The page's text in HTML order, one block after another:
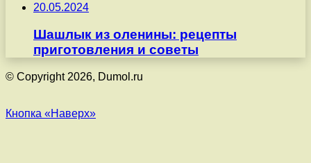
20.05.2024
Шашлык из оленины: рецепты
приготовления и советы
© Copyright 2026, Dumol.ru
Кнопка «Наверх»